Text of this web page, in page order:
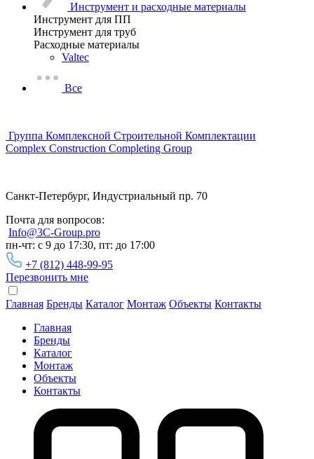
Инструмент и расходные материалы
Инструмент для ПП
Инструмент для труб
Расходные материалы
Valtec
Все
Группа Комплексной Строительной Комплектации
Complex Construction Completing Group
Санкт-Петербург, Индустриальный пр. 70
Почта для вопросов:
Info@3C-Group.pro
пн-чт: с 9 до 17:30, пт: до 17:00
+7 (812) 448-99-95
Перезвонить мне
Главная Бренды Каталог Монтаж Объекты Контакты
Главная
Бренды
Каталог
Монтаж
Объекты
Контакты